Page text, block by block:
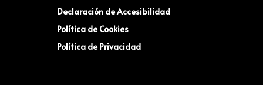
Declaración de Accesibilidad
Política de Cookies
Política de Privacidad